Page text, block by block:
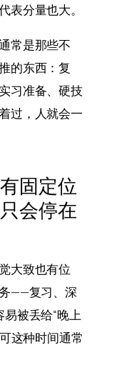
表分量也大。
常是那些不
的东西：复
习准备、硬技
过，人就会一
固定位
会停在
大致也有位
——复习、深
被丢给“晚上
这种时间通常